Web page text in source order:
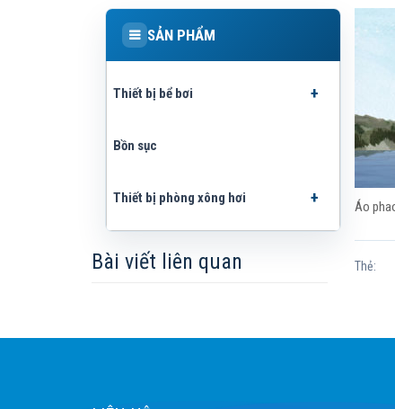
Áo
Thẻ:
SẢN PHẨM
Thiết bị bể bơi
Bồn sục
Thiết bị phòng xông hơi
Bài viết liên quan